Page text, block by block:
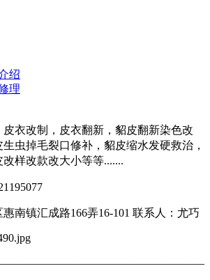
绍
理
衣改制，皮衣翻新，貂皮翻新染色改
虫掉毛裂口修补，貂皮缩水发硬救治，
样改款改大小等等.......
南镇汇成路166弄16-101 联系人：尤巧